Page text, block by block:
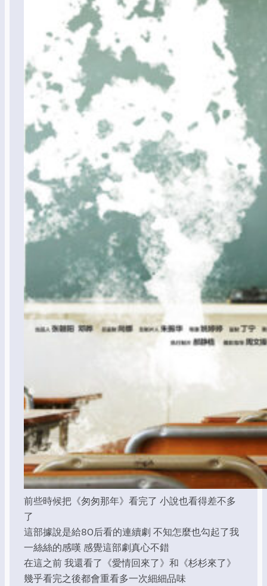
前些時候把《匆匆那年》看完了 小說也看得差不多
了
這部據說是給80后看的連續劇 不知怎麼也勾起了我
一絲絲的感嘆 感覺這部劇真心不錯
在這之前 我還看了《愛情回來了》和《杉杉來了》
幾乎看完之後都會重看多一次細細品味